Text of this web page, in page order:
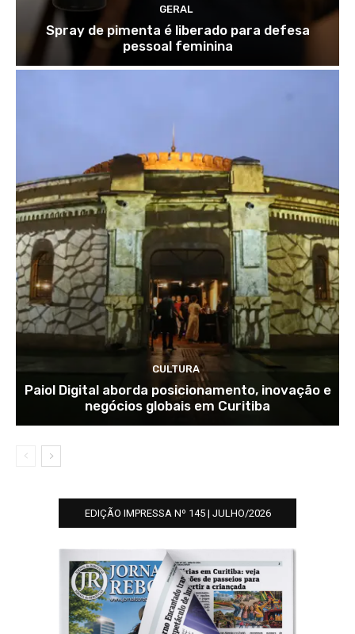
GERAL
Spray de pimenta é liberado para defesa
pessoal feminina
CULTURA
Paiol Digital aborda posicionamento, inovação e
negócios globais em Curitiba
EDIÇÃO IMPRESSA Nº 145 | JULHO/2026